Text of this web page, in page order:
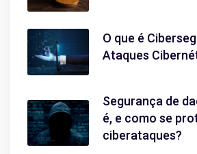
O que é
Ataques
Segurança de
é, e como se
ciberataques?